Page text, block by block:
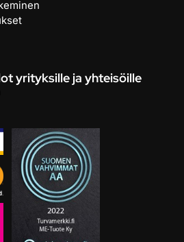
yrityksille ja yhteisöille